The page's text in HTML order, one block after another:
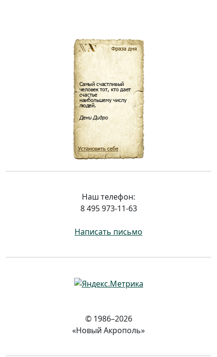
Наш телефон:
8 495 973-11-63
Написать письмо
© 1986–2026
«Новый Акрополь»